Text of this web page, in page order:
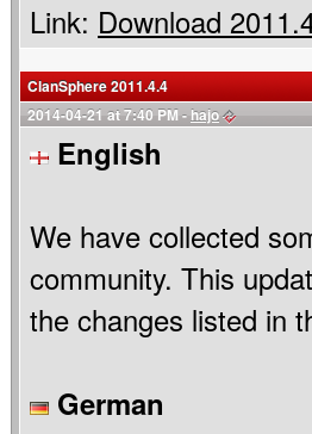
Link: Download
ClanSphere 2011.4.4
2014-04-21 at 7:40 PM - hajo
English
We have collected
community. This
the changes listed in
German